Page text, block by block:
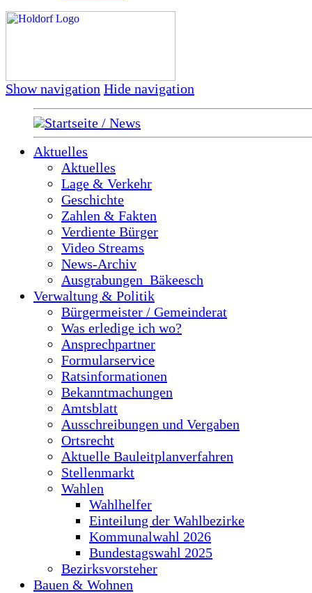
Show navigation Hide navigation
Startseite / News
Aktuelles
Aktuelles
Lage & Verkehr
Geschichte
Zahlen & Fakten
Verdiente Bürger
Video Streams
News-Archiv
Ausgrabungen_Bäkeesch
Verwaltung & Politik
Bürgermeister / Gemeinderat
Was erledige ich wo?
Ansprechpartner
Formularservice
Ratsinformationen
Bekanntmachungen
Amtsblatt
Ausschreibungen und Vergaben
Ortsrecht
Aktuelle Bauleitplanverfahren
Stellenmarkt
Wahlen
Wahlhelfer
Einteilung der Wahlbezirke
Kommunalwahl 2026
Bundestagswahl 2025
Bezirksvorsteher
Bauen & Wohnen